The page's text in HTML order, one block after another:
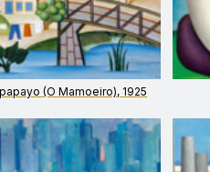
(O Mamoeiro), 1925